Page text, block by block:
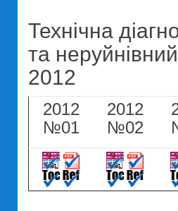
Технічна
та
2012
2012
№01
2012
№02